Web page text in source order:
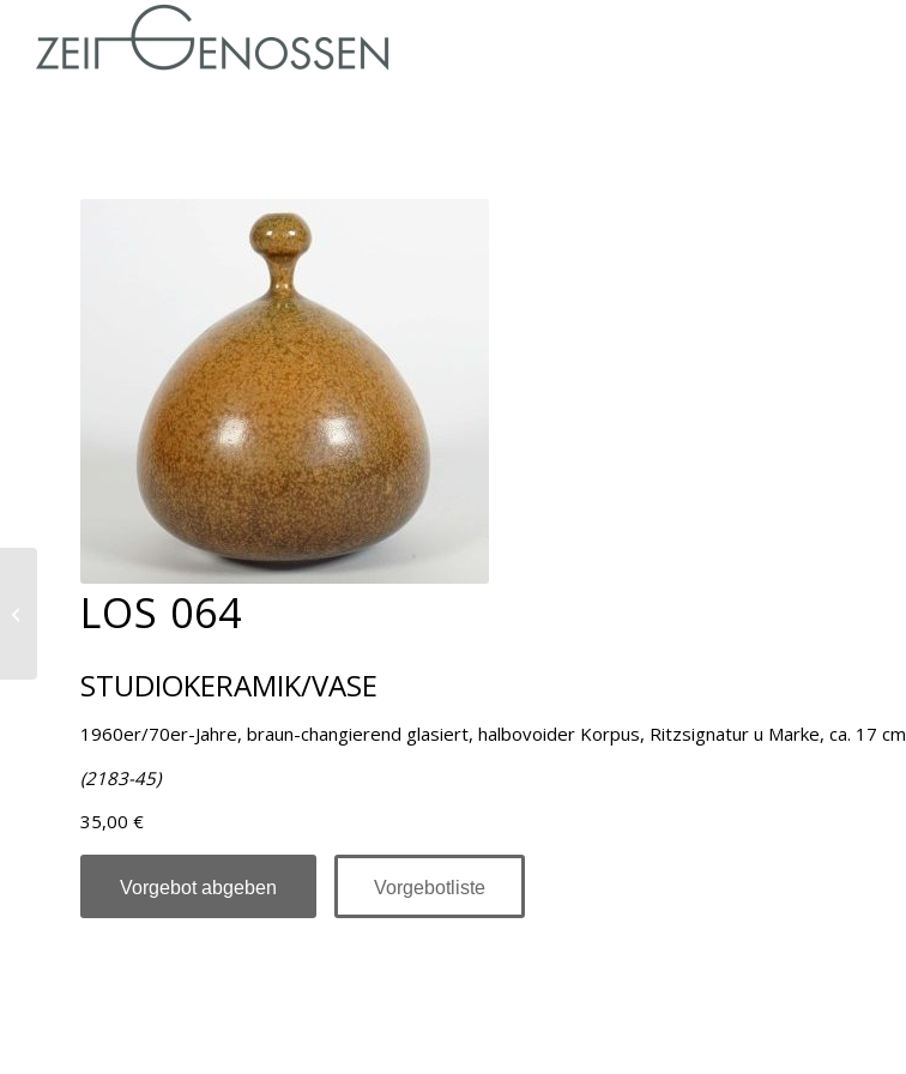
LOS 064
STUDIOKERAMIK/VASE
1960er/70er-Jahre, braun-changierend glasiert, halbovoider Korpus, Ritzsignatur u Marke, ca. 17 cm
(2183-45)
35,00 €
Vorgebot abgeben Vorgebotliste